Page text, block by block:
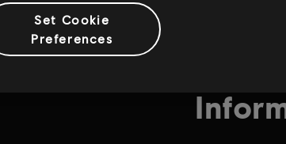
Set Cookie
Preferences